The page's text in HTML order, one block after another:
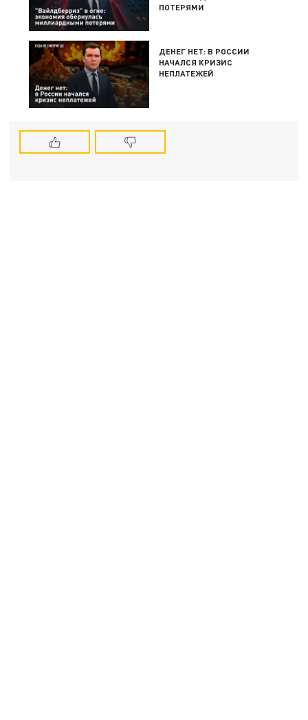
ПОТЕРЯМИ
ДЕНЕГ НЕТ: В РОССИИ
НАЧАЛСЯ КРИЗИС
НЕПЛАТЕЖЕЙ